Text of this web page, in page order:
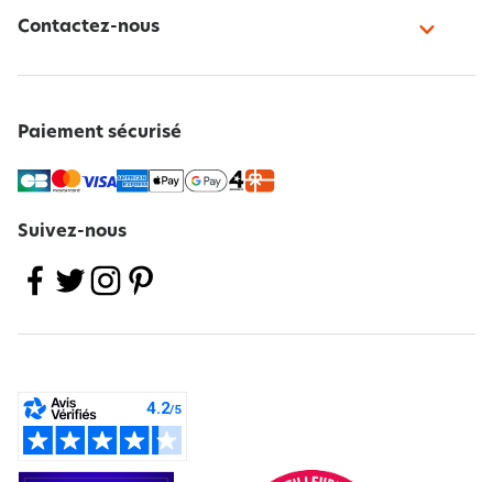
Contactez-nous
Paiement sécurisé
Suivez-nous